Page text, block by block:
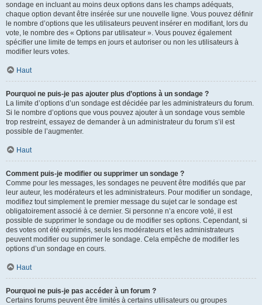
sondage en incluant au moins deux options dans les champs adéquats,
chaque option devant être insérée sur une nouvelle ligne. Vous pouvez définir
le nombre d’options que les utilisateurs peuvent insérer en modifiant, lors du
vote, le nombre des « Options par utilisateur ». Vous pouvez également
spécifier une limite de temps en jours et autoriser ou non les utilisateurs à
modifier leurs votes.
Haut
Pourquoi ne puis-je pas ajouter plus d’options à un sondage ?
La limite d’options d’un sondage est décidée par les administrateurs du forum.
Si le nombre d’options que vous pouvez ajouter à un sondage vous semble
trop restreint, essayez de demander à un administrateur du forum s’il est
possible de l’augmenter.
Haut
Comment puis-je modifier ou supprimer un sondage ?
Comme pour les messages, les sondages ne peuvent être modifiés que par
leur auteur, les modérateurs et les administrateurs. Pour modifier un sondage,
modifiez tout simplement le premier message du sujet car le sondage est
obligatoirement associé à ce dernier. Si personne n’a encore voté, il est
possible de supprimer le sondage ou de modifier ses options. Cependant, si
des votes ont été exprimés, seuls les modérateurs et les administrateurs
peuvent modifier ou supprimer le sondage. Cela empêche de modifier les
options d’un sondage en cours.
Haut
Pourquoi ne puis-je pas accéder à un forum ?
Certains forums peuvent être limités à certains utilisateurs ou groupes